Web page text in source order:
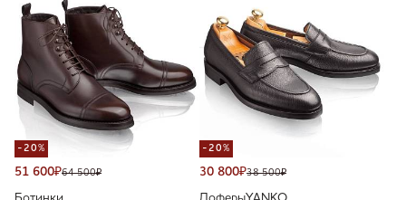
-20%
51 600₽64 500₽
-20%
30 800₽38 500₽